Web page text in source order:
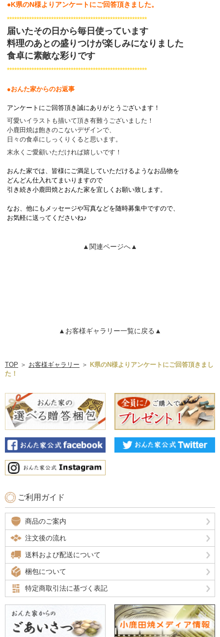
●K県のN様よりアンケートにご回答頂きました。
*********************************************************
届いたその日から毎日使っています
料理のあとの盛りつけが楽しみになりました
食卓に素敵な彩りです
*********************************************************
●おんた家からのお返事
アンケートにご回答頂き誠にありがとうございます！
可愛いイラストも描いて頂き有難うございました！
小鹿田焼は飽きのこないデザインで、
日々の食卓にしっくりくると思います。
末永くご愛顧いただければ嬉しいです！
おんた家では、皆様にご満足していただけるようなお品物を
どんどん仕入れてまいりますので
引き続き小鹿田焼とおんた家を宜しくお願い致します。
なお、他にもメッセージや写真などを随時募集中ですので、
お気軽に送ってくださいね♪
▲関連ページへ▲
▲お客様ギャラリー一覧に戻る▲
TOP ＞ お客様ギャラリー ＞ K県のN様よりアンケートにご回答頂きまし
た！
ご利用ガイド
商品のご案内
注文後の流れ
送料および配送について
梱包について
特定商取引法に基づく表記